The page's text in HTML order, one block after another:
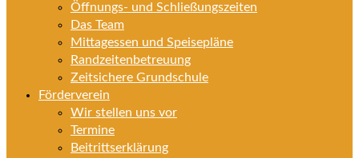
Öffnungs- und Schließungszeiten
Das Team
Mittagessen und Speisepläne
Randzeitenbetreuung
Zeitsichere Grundschule
Förderverein
Wir stellen uns vor
Termine
Beitrittserklärung